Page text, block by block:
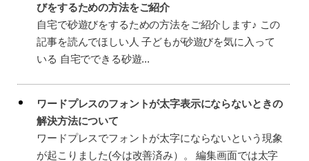
びをするための方法をご紹介
自宅で砂遊びをするための方法をご紹介します♪ この
記事を読んでほしい人 子どもが砂遊びを気に入って
いる 自宅でできる砂遊...
ワードプレスのフォントが太字表示にならないときの
解決方法について
ワードプレスでフォントが太字にならないという現象
が起こりました(今は改善済み）。 編集画面では太字